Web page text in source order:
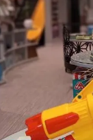
خمیر دندان کودک
نوزاد و کودک
سینه
بخور سرد کودک